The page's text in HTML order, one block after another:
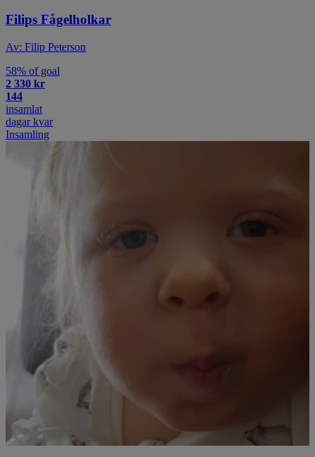
Filips Fågelholkar
Av: Filip Peterson
58% of goal
2 330 kr
144
insamlat
dagar kvar
Insamling